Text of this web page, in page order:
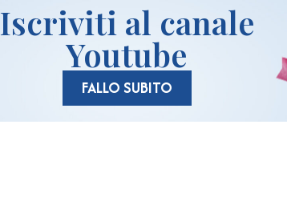
Iscriviti al canale
Youtube
FALLO SUBITO